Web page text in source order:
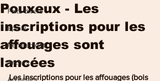
Faits divers
Epinal
Remiremont
Arches
Archettes
Pouxeux - Les
inscriptions pour les
affouages sont
lancées
Les inscriptions pour les affouages (bois